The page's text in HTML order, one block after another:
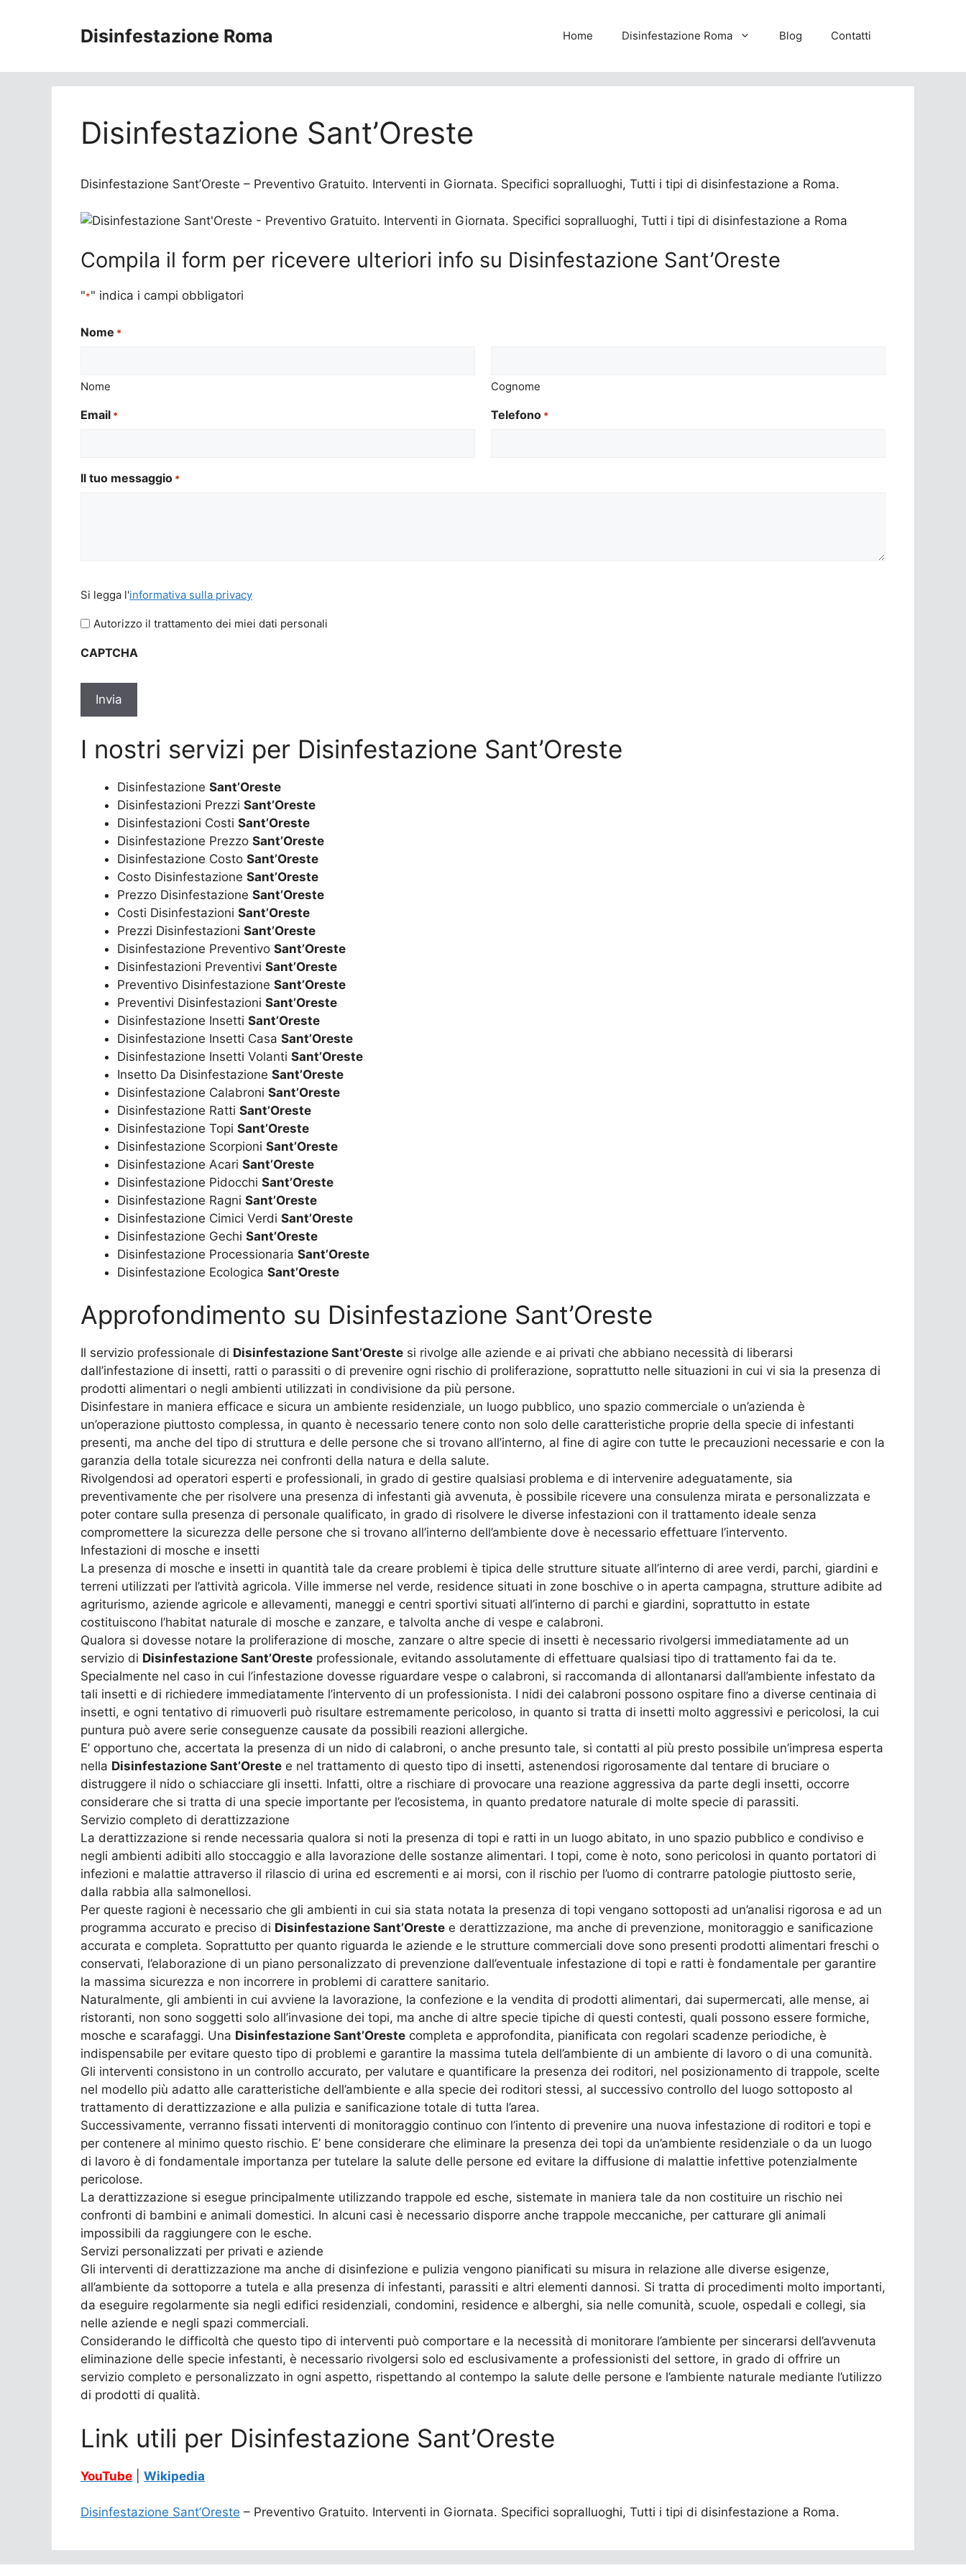
Disinfestazione Roma Home Disinfestazione Roma Blog Contatti
Disinfestazione Sant’Oreste
Disinfestazione Sant’Oreste – Preventivo Gratuito. Interventi in Giornata. Specifici sopralluoghi, Tutti i tipi di disinfestazione a Roma.
Compila il form per ricevere ulteriori info su Disinfestazione Sant’Oreste
"*" indica i campi obbligatori
Nome *
Nome Cognome
Email * Telefono *
Il tuo messaggio *
legga
l'informativa
privacy
Si legga l'informativa sulla privacy
Autorizzo il trattamento dei miei dati personali
CAPTCHA
I nostri servizi per Disinfestazione Sant’Oreste
Disinfestazione Sant’Oreste
Disinfestazioni Prezzi Sant’Oreste
Disinfestazioni Costi Sant’Oreste
Disinfestazione Prezzo Sant’Oreste
Disinfestazione Costo Sant’Oreste
Costo Disinfestazione Sant’Oreste
Prezzo Disinfestazione Sant’Oreste
Costi Disinfestazioni Sant’Oreste
Prezzi Disinfestazioni Sant’Oreste
Disinfestazione Preventivo Sant’Oreste
Disinfestazioni Preventivi Sant’Oreste
Preventivo Disinfestazione Sant’Oreste
Preventivi Disinfestazioni Sant’Oreste
Disinfestazione Insetti Sant’Oreste
Disinfestazione Insetti Casa Sant’Oreste
Disinfestazione Insetti Volanti Sant’Oreste
Insetto Da Disinfestazione Sant’Oreste
Disinfestazione Calabroni Sant’Oreste
Disinfestazione Ratti Sant’Oreste
Disinfestazione Topi Sant’Oreste
Disinfestazione Scorpioni Sant’Oreste
Disinfestazione Acari Sant’Oreste
Disinfestazione Pidocchi Sant’Oreste
Disinfestazione Ragni Sant’Oreste
Disinfestazione Cimici Verdi Sant’Oreste
Disinfestazione Gechi Sant’Oreste
Disinfestazione Processionaria Sant’Oreste
Disinfestazione Ecologica Sant’Oreste
Approfondimento su Disinfestazione Sant’Oreste
Il servizio professionale di Disinfestazione Sant’Oreste si rivolge alle aziende e ai privati che abbiano necessità di liberarsi
dall’infestazione di insetti, ratti o parassiti o di prevenire ogni rischio di proliferazione, soprattutto nelle situazioni in cui vi sia la presenza di
prodotti alimentari o negli ambienti utilizzati in condivisione da più persone.
Disinfestare in maniera efficace e sicura un ambiente residenziale, un luogo pubblico, uno spazio commerciale o un’azienda è
un’operazione piuttosto complessa, in quanto è necessario tenere conto non solo delle caratteristiche proprie della specie di infestanti
presenti, ma anche del tipo di struttura e delle persone che si trovano all’interno, al fine di agire con tutte le precauzioni necessarie e con la
garanzia della totale sicurezza nei confronti della natura e della salute.
Rivolgendosi ad operatori esperti e professionali, in grado di gestire qualsiasi problema e di intervenire adeguatamente, sia
preventivamente che per risolvere una presenza di infestanti già avvenuta, è possibile ricevere una consulenza mirata e personalizzata e
poter contare sulla presenza di personale qualificato, in grado di risolvere le diverse infestazioni con il trattamento ideale senza
compromettere la sicurezza delle persone che si trovano all’interno dell’ambiente dove è necessario effettuare l’intervento.
Infestazioni di mosche e insetti
La presenza di mosche e insetti in quantità tale da creare problemi è tipica delle strutture situate all’interno di aree verdi, parchi, giardini e
terreni utilizzati per l’attività agricola. Ville immerse nel verde, residence situati in zone boschive o in aperta campagna, strutture adibite ad
agriturismo, aziende agricole e allevamenti, maneggi e centri sportivi situati all’interno di parchi e giardini, soprattutto in estate
costituiscono l’habitat naturale di mosche e zanzare, e talvolta anche di vespe e calabroni.
Qualora si dovesse notare la proliferazione di mosche, zanzare o altre specie di insetti è necessario rivolgersi immediatamente ad un
servizio di Disinfestazione Sant’Oreste professionale, evitando assolutamente di effettuare qualsiasi tipo di trattamento fai da te.
Specialmente nel caso in cui l’infestazione dovesse riguardare vespe o calabroni, si raccomanda di allontanarsi dall’ambiente infestato da
tali insetti e di richiedere immediatamente l’intervento di un professionista. I nidi dei calabroni possono ospitare fino a diverse centinaia di
insetti, e ogni tentativo di rimuoverli può risultare estremamente pericoloso, in quanto si tratta di insetti molto aggressivi e pericolosi, la cui
puntura può avere serie conseguenze causate da possibili reazioni allergiche.
E’ opportuno che, accertata la presenza di un nido di calabroni, o anche presunto tale, si contatti al più presto possibile un’impresa esperta
nella Disinfestazione Sant’Oreste e nel trattamento di questo tipo di insetti, astenendosi rigorosamente dal tentare di bruciare o
distruggere il nido o schiacciare gli insetti. Infatti, oltre a rischiare di provocare una reazione aggressiva da parte degli insetti, occorre
considerare che si tratta di una specie importante per l’ecosistema, in quanto predatore naturale di molte specie di parassiti.
Servizio completo di derattizzazione
La derattizzazione si rende necessaria qualora si noti la presenza di topi e ratti in un luogo abitato, in uno spazio pubblico e condiviso e
negli ambienti adibiti allo stoccaggio e alla lavorazione delle sostanze alimentari. I topi, come è noto, sono pericolosi in quanto portatori di
infezioni e malattie attraverso il rilascio di urina ed escrementi e ai morsi, con il rischio per l’uomo di contrarre patologie piuttosto serie,
dalla rabbia alla salmonellosi.
Per queste ragioni è necessario che gli ambienti in cui sia stata notata la presenza di topi vengano sottoposti ad un’analisi rigorosa e ad un
programma accurato e preciso di Disinfestazione Sant’Oreste e derattizzazione, ma anche di prevenzione, monitoraggio e sanificazione
accurata e completa. Soprattutto per quanto riguarda le aziende e le strutture commerciali dove sono presenti prodotti alimentari freschi o
conservati, l’elaborazione di un piano personalizzato di prevenzione dall’eventuale infestazione di topi e ratti è fondamentale per garantire
la massima sicurezza e non incorrere in problemi di carattere sanitario.
Naturalmente, gli ambienti in cui avviene la lavorazione, la confezione e la vendita di prodotti alimentari, dai supermercati, alle mense, ai
ristoranti, non sono soggetti solo all’invasione dei topi, ma anche di altre specie tipiche di questi contesti, quali possono essere formiche,
mosche e scarafaggi. Una Disinfestazione Sant’Oreste completa e approfondita, pianificata con regolari scadenze periodiche, è
indispensabile per evitare questo tipo di problemi e garantire la massima tutela dell’ambiente di un ambiente di lavoro o di una comunità.
Gli interventi consistono in un controllo accurato, per valutare e quantificare la presenza dei roditori, nel posizionamento di trappole, scelte
nel modello più adatto alle caratteristiche dell’ambiente e alla specie dei roditori stessi, al successivo controllo del luogo sottoposto al
trattamento di derattizzazione e alla pulizia e sanificazione totale di tutta l’area.
Successivamente, verranno fissati interventi di monitoraggio continuo con l’intento di prevenire una nuova infestazione di roditori e topi e
per contenere al minimo questo rischio. E’ bene considerare che eliminare la presenza dei topi da un’ambiente residenziale o da un luogo
di lavoro è di fondamentale importanza per tutelare la salute delle persone ed evitare la diffusione di malattie infettive potenzialmente
pericolose.
La derattizzazione si esegue principalmente utilizzando trappole ed esche, sistemate in maniera tale da non costituire un rischio nei
confronti di bambini e animali domestici. In alcuni casi è necessario disporre anche trappole meccaniche, per catturare gli animali
impossibili da raggiungere con le esche.
Servizi personalizzati per privati e aziende
Gli interventi di derattizzazione ma anche di disinfezione e pulizia vengono pianificati su misura in relazione alle diverse esigenze,
all’ambiente da sottoporre a tutela e alla presenza di infestanti, parassiti e altri elementi dannosi. Si tratta di procedimenti molto importanti,
da eseguire regolarmente sia negli edifici residenziali, condomini, residence e alberghi, sia nelle comunità, scuole, ospedali e collegi, sia
nelle aziende e negli spazi commerciali.
Considerando le difficoltà che questo tipo di interventi può comportare e la necessità di monitorare l’ambiente per sincerarsi dell’avvenuta
eliminazione delle specie infestanti, è necessario rivolgersi solo ed esclusivamente a professionisti del settore, in grado di offrire un
servizio completo e personalizzato in ogni aspetto, rispettando al contempo la salute delle persone e l’ambiente naturale mediante l’utilizzo
di prodotti di qualità.
Link utili per Disinfestazione Sant’Oreste
YouTube Wikipedia
Disinfestazione Sant’Oreste – Preventivo Gratuito. Interventi in Giornata. Specifici sopralluoghi, Tutti i tipi di disinfestazione a Roma.